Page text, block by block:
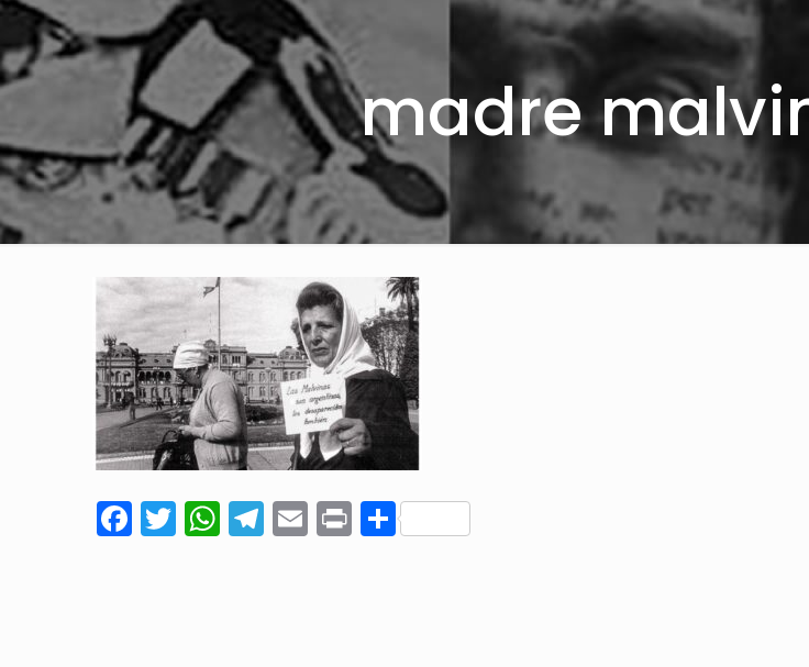
madre
Facebook
Twitter
WhatsApp
Telegram
Email
PrintCompartir